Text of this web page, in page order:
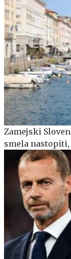
Zamejski
smela